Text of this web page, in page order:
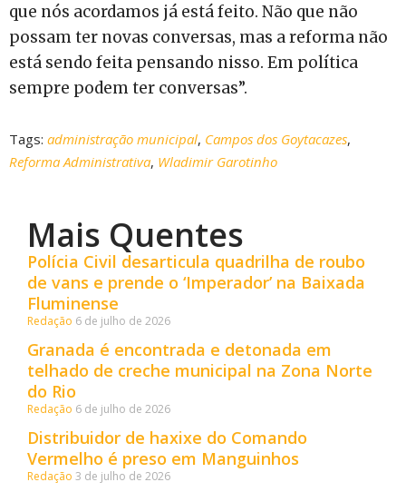
que nós acordamos já está feito. Não que não
possam ter novas conversas, mas a reforma não
está sendo feita pensando nisso. Em política
sempre podem ter conversas”.
Tags: administração municipal, Campos dos Goytacazes,
Reforma Administrativa, Wladimir Garotinho
Mais Quentes
Polícia Civil desarticula quadrilha de roubo
de vans e prende o ‘Imperador’ na Baixada
Fluminense
Redação 6 de julho de 2026
Granada é encontrada e detonada em
telhado de creche municipal na Zona Norte
do Rio
Redação 6 de julho de 2026
Distribuidor de haxixe do Comando
Vermelho é preso em Manguinhos
Redação 3 de julho de 2026